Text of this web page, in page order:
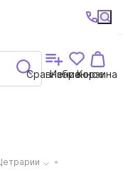
График
работы
Сравнение
Избранное
Корзина